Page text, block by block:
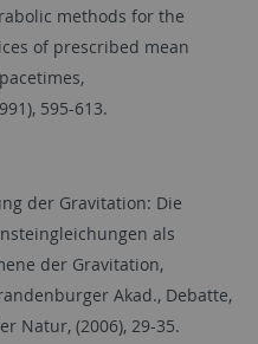
methods for the
of prescribed mean
595-613.
der Gravitation: Die
als
der Gravitation,
Akad., Debatte,
Natur, (2006), 29-35.